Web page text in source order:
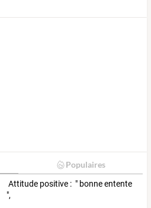
Populaires
Attitude positive : " bonne entente
",